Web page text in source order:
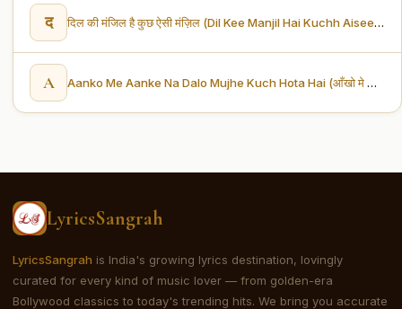
द दिल की मंजिल है कुछ ऐसी मंज़िल (Dil Kee Manjil Hai Kuchh Aisee Hai Manjil)
A Aanko Me Aanke Na Dalo Mujhe Kuch Hota Hai (आँखो मे आनके ना डालो मुझे कुछ होता हैं)
LyricsSangrah
LyricsSangrah is India's growing lyrics destination, lovingly
curated for every kind of music lover — from golden-era
Bollywood classics to today's trending hits. We bring you accurate